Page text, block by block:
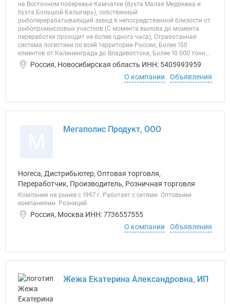
на Восточном побережье Камчатки (бухта Малая Медвежка и
бухта Большой Калыгирь); собственный
рыбоперерабатывающий завод в непосредственной близости от
рыбопромысловых участков (C момента вылова до момента
переработки проходит не более одного часа); Отработанная
система логистики по всей территории России; Более 150
клиентов от Калининграда до Владивостока; Более 10 000 тонн...
Россия, Новосибирская область ИНН: 5405993959
О компании
Объявления
Мегаполис Продукт, ООО
Horeca, Дистрибьютер, Оптовая торговля,
Переработчик, Производитель, Розничная торговля
Компания на рынке с 1997 г. Работает с сетями. Оптовыми
компаниями. Розницей.
Россия, Москва ИНН: 7736557555
О компании
Объявления
Жежа Екатерина Александровна, ИП